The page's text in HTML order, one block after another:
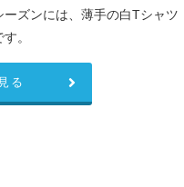
ズンには、薄手の白Tシャツ
。
る